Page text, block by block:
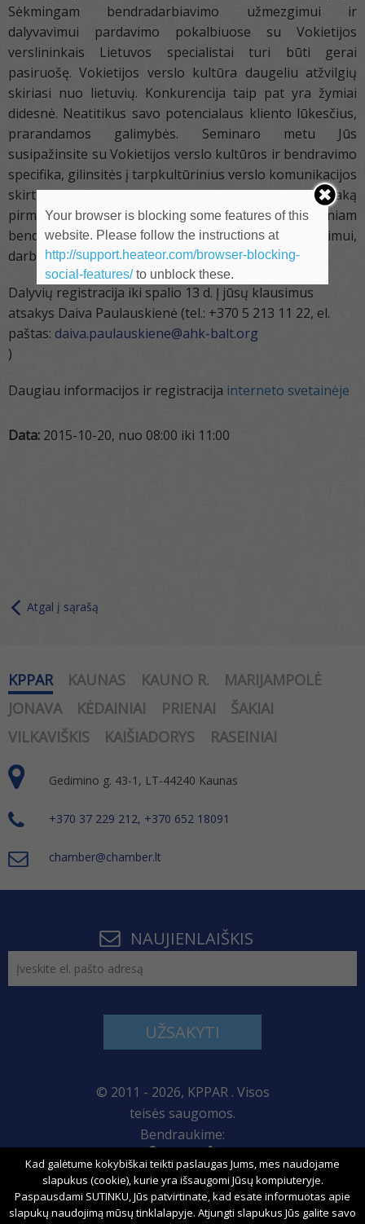
Sėkmingam bendradarbiavimo užmezgimui ir
dalyvavimui pardavimo pokalbiuose su Vokietijos
verslininkais Lietuvos specialistai turi būti gerai
pasiruošę. Vokietijos verslo kultūra daugeliu atžvilgių
skiriasi nuo lietuvių. Konkurencija taip pat yra žymiai
didesnė. Neatitikus savo potencialaus kliento lūkesčius,
prarandamos galimybės. Seminaro metu Jūs
susipažinsite su Vokietijos verslo kultūros ir bendravimo
specifika, gilinsitės į tarpkultūrinius verslo komunikacijos
skirtumus, išmoksite įvertinti kultūrinių veiksnių įtaką
pirmųjų verslo kontaktų užmezgimui bei tolimesniam
bendradarbiavimui, susitikimų ir derybų organizavimui,
darbui daugiakultūrinėje komandoje.
Dalyvių registracija iki spalio 13 d. Į jūsų klausimus
atsakys Daiva Paulauskienė (tel.: +370 5 213 11 22, el.
paštas: daiva.paulauskiene@ahk-balt.org
)
Daugiau informacijos ir registracija interneto svetainėje
Data: 2015-10-20, nuo 08:00 iki 11:00
Atgal į sąrašą
KPPAR KAUNAS KAUNO R.
MARIJAMPOLĖ
JONAVA
KĖDAINIAI PRIENAI
ŠAKIAI
VILKAVIŠKIS
KAIŠIADORYS RASEINIAI
Gedimino g. 43-1, LT-44240 Kaunas
+370 37 229 212, +370 652 18091
chamber@chamber.lt
NAUJIENLAIŠKIS
UŽSAKYTI
© 2011 - 2026, KPPAR . Visos
teisės saugomos.
Bendraukime:
Svetainės žemėlapis
Kad galėtume kokybiškai teikti paslaugas Jums, mes naudojame
slapukus (cookie), kurie yra išsaugomi Jūsų kompiuteryje.
Paspausdami SUTINKU, Jūs patvirtinate, kad esate informuotas apie
slapukų naudojimą mūsų tinklalapyje. Atjungti slapukus Jūs galite savo
Your browser is blocking some features of this
website. Please follow the instructions at
http://support.heateor.com/browser-blocking-
social-features/to unblock these.